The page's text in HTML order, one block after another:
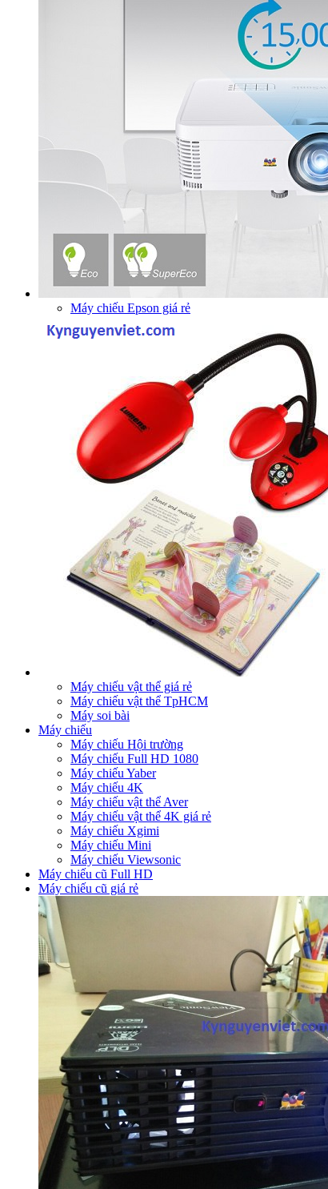
Máy chiếu Epson giá rẻ
Máy chiếu vật thể giá rẻ
Máy chiếu vật thể TpHCM
Máy soi bài
Máy chiếu
Máy chiếu Hội trường
Máy chiếu Full HD 1080
Máy chiếu Yaber
Máy chiếu 4K
Máy chiếu vật thể Aver
Máy chiếu vật thể 4K giá rẻ
Máy chiếu Xgimi
Máy chiếu Mini
Máy chiếu Viewsonic
Máy chiếu cũ Full HD
Máy chiếu cũ giá rẻ